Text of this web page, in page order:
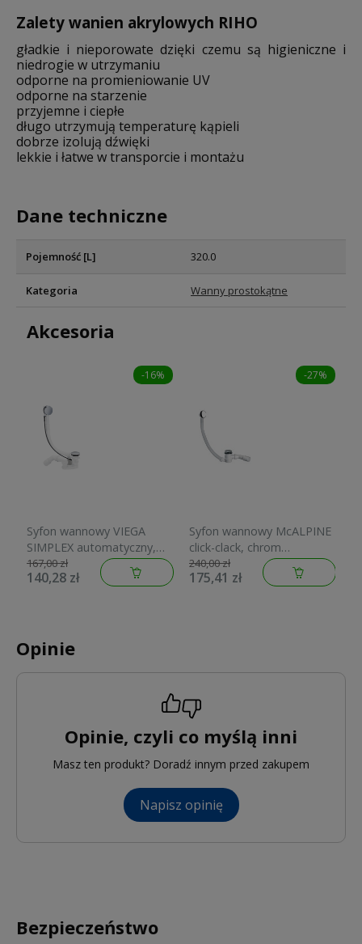
Zalety wanien akrylowych RIHO
gładkie i nieporowate dzięki czemu są higieniczne i
niedrogie w utrzymaniu
odporne na promieniowanie UV
odporne na starzenie
przyjemne i ciepłe
długo utrzymują temperaturę kąpieli
dobrze izolują dźwięki
lekkie i łatwe w transporcie i montażu
Dane techniczne
Pojemność [L] 320.0
Kategoria Wanny prostokątne
Akcesoria
-16%
Syfon wannowy VIEGA
SIMPLEX automatyczny,
chrom 495121
167,00 zł
140,28 zł
-27%
Syfon wannowy McALPINE
click-clack, chrom
HC2600CL
240,00 zł
175,41 zł
Opinie
Opinie, czyli co myślą inni
Masz ten produkt? Doradź innym przed zakupem
Napisz opinię
Bezpieczeństwo